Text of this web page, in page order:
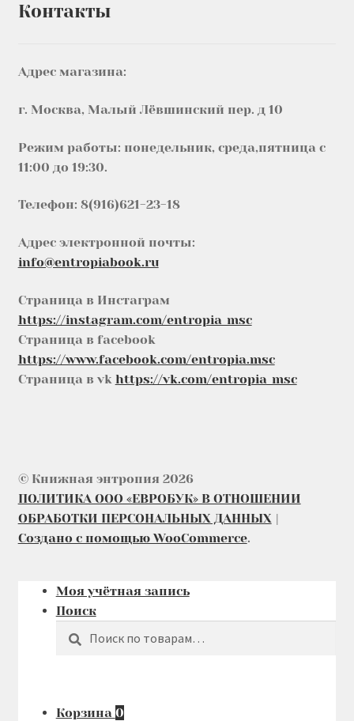
Контакты
Адрес магазина:
г. Москва, Малый Лёвшинский пер. д 10
Режим работы: понедельник, среда,пятница с
11:00 до 19:30.
Телефон: 8(916)621-23-18
Адрес электронной почты:
info@entropiabook.ru
Страница в Инстаграм
https://instagram.com/entropia_msc
Страница в facebook
https://www.facebook.com/entropia.msc
Страница в vk https://vk.com/entropia_msc
© Книжная энтропия 2026
ПОЛИТИКА ООО «ЕВРОБУК» В ОТНОШЕНИИ
ОБРАБОТКИ ПЕРСОНАЛЬНЫХ ДАННЫХ
Создано с помощью WooCommerce.
Моя учётная запись
Поиск
Корзина 0